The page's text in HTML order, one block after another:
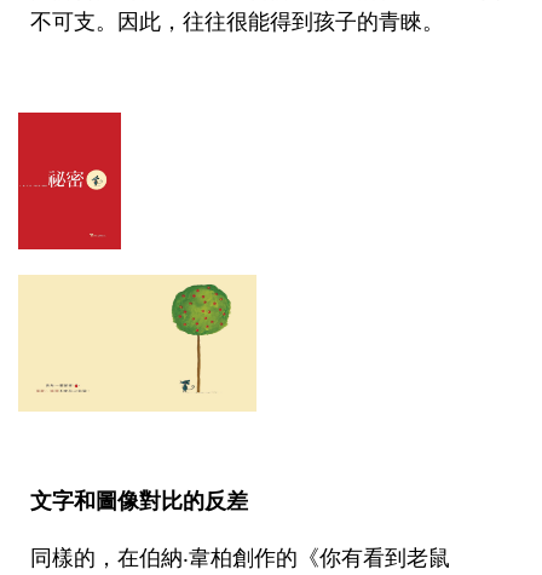
不可支。因此，往往很能得到孩子的青睞。
文字和圖像對比的反差
同樣的，在伯納‧韋柏創作的《你有看到老鼠